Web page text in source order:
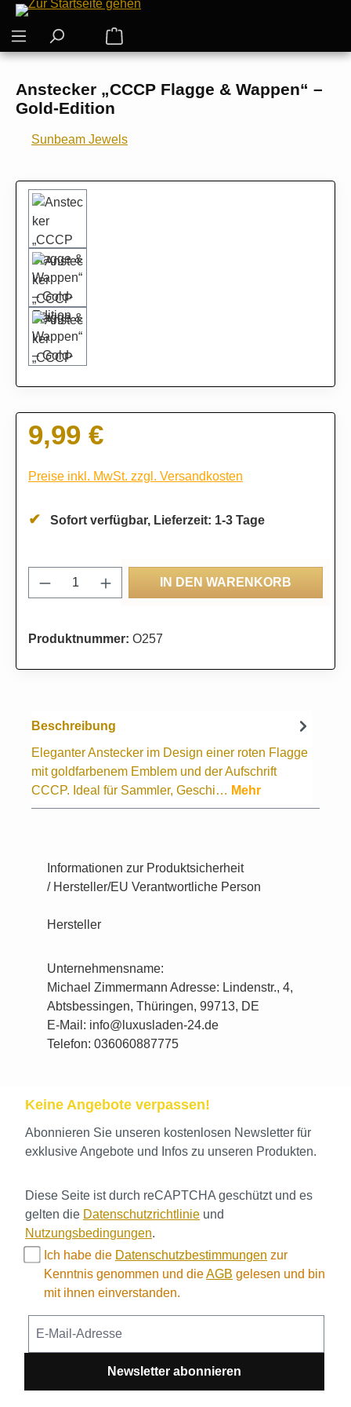
Zum Hauptinhalt springen
Warenkorb enthält 0 Positionen. Der
Anstecker „CCCP Flagge & Wappen“ –
Gold-Edition
Sunbeam Jewels
Bildergalerie überspringen
Regulärer Preis:
9,99 €
Preise inkl. MwSt. zzgl. Versandkosten
Sofort verfügbar, Lieferzeit: 1-3 Tage
Produkt Anzahl: Gib den gewünschten
IN DEN WARENKORB
Produktnummer: O257
Beschreibung
Eleganter Anstecker im Design einer roten Flagge
mit goldfarbenem Emblem und der Aufschrift
CCCP. Ideal für Sammler, Geschi… Mehr
Informationen zur Produktsicherheit
/ Hersteller/EU Verantwortliche Person
Hersteller
Unternehmensname:
Michael Zimmermann Adresse: Lindenstr., 4,
Abtsbessingen, Thüringen, 99713, DE
E-Mail: info@luxusladen-24.de
Telefon: 036060887775
Keine Angebote verpassen!
Abonnieren Sie unseren kostenlosen Newsletter für
exklusive Angebote und Infos zu unseren Produkten.
Diese Seite ist durch reCAPTCHA geschützt und es
gelten die Datenschutzrichtlinie und
Nutzungsbedingungen.
Ich habe die Datenschutzbestimmungen zur
Kenntnis genommen und dieAGB gelesen und bin
mit ihnen einverstanden.
Newsletter abonnieren